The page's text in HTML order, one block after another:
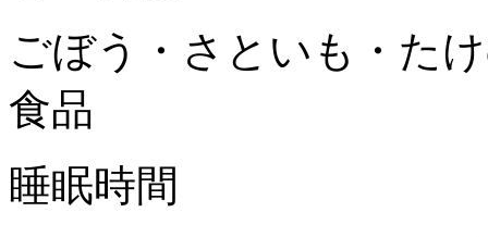
ごぼう・さといも・た
食品
睡眠時間